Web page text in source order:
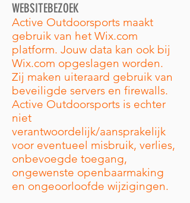
WEBSITEBEZOEK
Active Outdoorsports maakt
gebruik van het Wix.com
platform. Jouw data kan ook bij
Wix.com opgeslagen worden.
Zij maken uiteraard gebruik van
beveiligde servers en firewalls.
Active Outdoorsports is echter
niet
verantwoordelijk/aansprakelijk
voor eventueel misbruik, verlies,
onbevoegde toegang,
ongewenste openbaarmaking
en ongeoorloofde wijzigingen.